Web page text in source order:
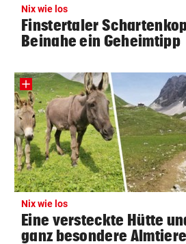
PLÖTZLICH VERSCHWUNDEN vor
Bub (4) von Mann (72)
und festgehalten
FRAGE DES TAGES vor
Braucht es strengere
E-Scooter-Fahrer?
„KI LÄSST GRÜSSEN“ vor
Fans lästern über Bikini-
von Carmen Geiss
AM HELLLICHTEN TAG
Mann soll 33-Jährige in
vergewaltigt haben
Nix wie los
Finstertaler
Beinahe ein Geheimtipp
Nix wie los
Eine versteckte Hütte
ganz besondere Almtiere